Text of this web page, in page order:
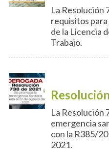
La Resolución
requisitos
de la Licencia
Trabajo.
La Resolución
emergencia
con la R385/
2021.